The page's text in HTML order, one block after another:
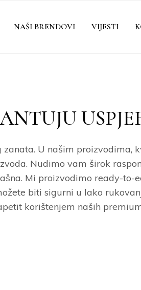
NAŠI BRENDOVI VIJESTI
U našim proizvodima,
Nudimo vam širok
Mi proizvodimo ready-to-
biti sigurni u lako
korištenjem naših